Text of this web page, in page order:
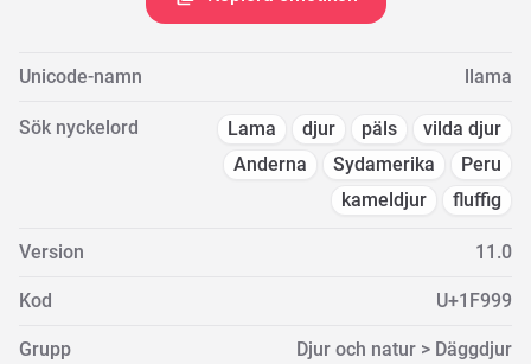
Unicode-namn llama
Sök nyckelord Lama djur päls
vilda djur
Anderna
Sydamerika
Peru
kameldjur
fluffig
Version 11.0
Kod U+1F999
Grupp Djur och natur > Däggdjur